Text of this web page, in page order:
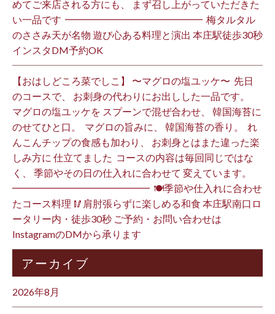
めてご来店される方にも、 まず召し上がっていただきた
い一品です️ ⁡ ━━━━━━━━━━━━━━ ⁡ 梅タルタル
のささみ天が名物 遊び心ある料理と演出 本庄駅徒歩30秒
インスタDM予約OK ⁡
【おはしどころ菜でしこ】 〜マグロの塩ユッケ〜 ⁡ 先日
のコースで、 お刺身の代わりにお出しした一品です。 ⁡
マグロの塩ユッケを スプーンで混ぜ合わせ、 韓国海苔に
のせてひと口。 ⁡ マグロの旨みに、 韓国海苔の香り。 ⁡ れ
んこんチップの食感も加わり、 お刺身とはまた違った楽
しみ方に 仕立てました️ ⁡ コースの内容は毎回同じではな
く、 季節やその日の仕入れに合わせて 変えています。 ⁡
━━━━━━━━━━━━━━ ⁡ 🍽季節や仕入れに合わせ
たコース料理 🥢肩肘張らずに楽しめる和食 本庄駅南口ロ
ータリー内・徒歩30秒 ご予約・お問い合わせは
InstagramのDMから承ります ⁡
アーカイブ
2026年8月